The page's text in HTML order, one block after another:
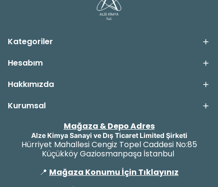
Kategoriler
Hesabım
Hakkımızda
Kurumsal
Mağaza & Depo Adres
Alze Kimya Sanayi ve Dış Ticaret Limited Şirketi
Hürriyet Mahallesi Cengiz Topel Caddesi No:85
Küçükköy Gaziosmanpaşa İstanbul
📍 Mağaza Konumu İçin Tıklayınız